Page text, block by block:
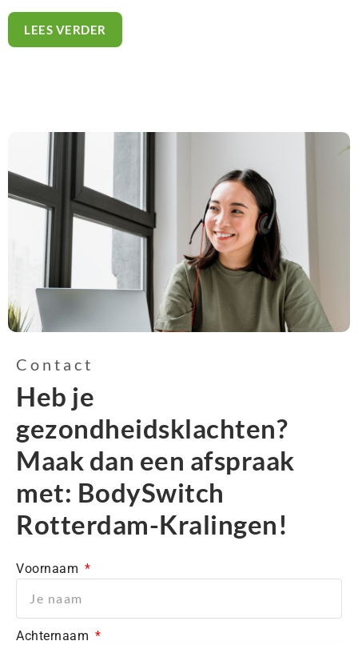
LEES VERDER
Contact
Heb je
gezondheidsklachten?
Maak dan een afspraak
met: BodySwitch
Rotterdam-Kralingen!
Voornaam
Achternaam